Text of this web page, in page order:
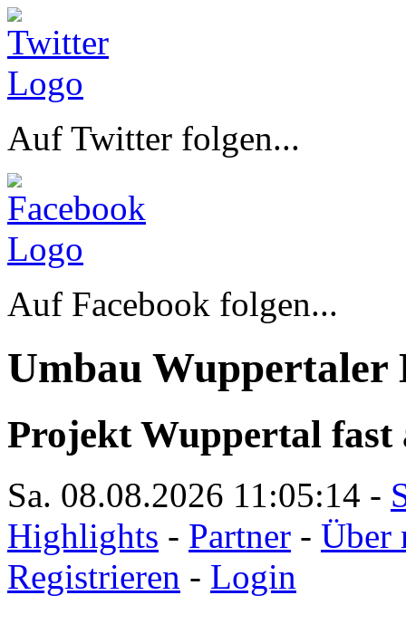
Auf Twitter folgen...
Auf Facebook folgen...
Umbau Wuppertaler
Projekt Wuppertal fast
Sa. 08.08.2026 11:05:14 -
Highlights - Partner - Über
Registrieren - Login